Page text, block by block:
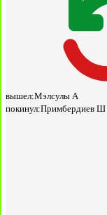
вышел:Мэлсулы А
покинул:Примбердиев Ш